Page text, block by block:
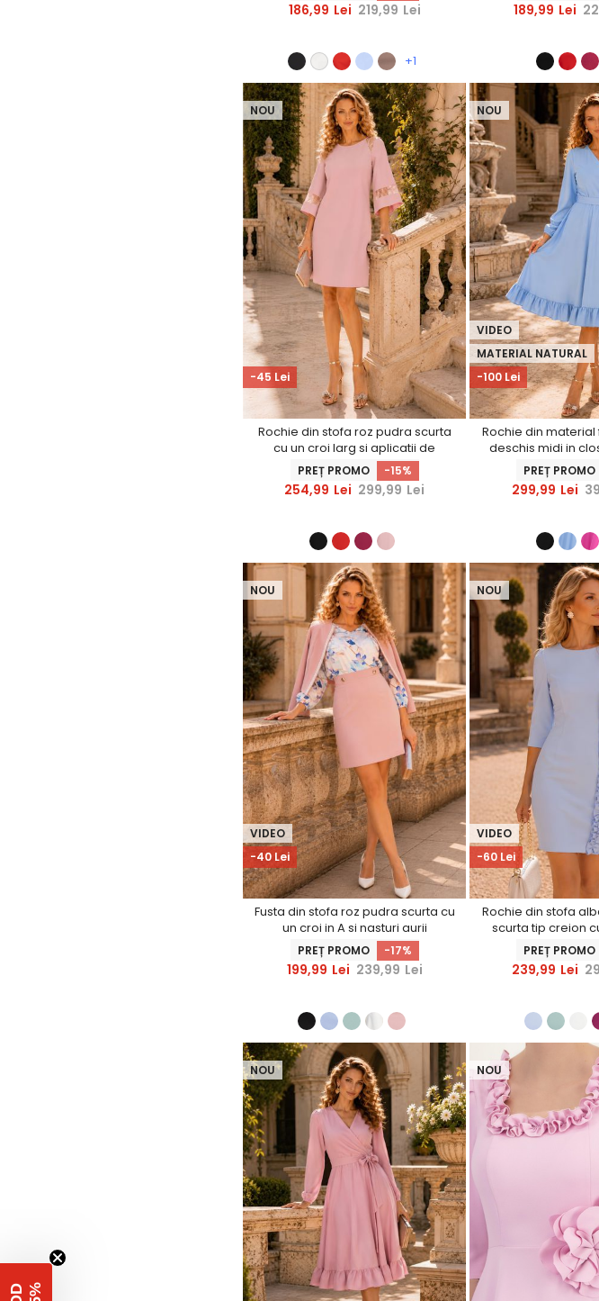
186,99 Lei 219,99 Lei
+1
189,99 Lei
-45 Lei
NOU
Rochie din stofa roz pudra scurta
cu un croi larg si aplicatii de
dantela - StarShinerS
PREȚ PROMO -15%
254,99 Lei 299,99 Lei
-100 Lei
VIDEO
MATERIAL NATURAL
NOU
Rochie din
deschis midi in
talie si cordon -
PREȚ PROMO
299,99 Lei
-40 Lei
VIDEO
NOU
Fusta din stofa roz pudra scurta cu
un croi in A si nasturi aurii
decorativi - StarShinerS
PREȚ PROMO -17%
199,99 Lei 239,99 Lei
-60 Lei
VIDEO
NOU
Rochie din stofa
scurta tip creion
PREȚ PROMO
239,99 Lei
NOU NOU